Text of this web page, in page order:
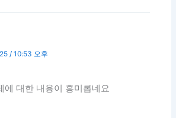
/ 10:53 오후
에 대한 내용이 흥미롭네요